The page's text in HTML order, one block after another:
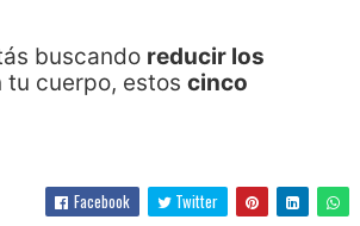
buscando reducir los
tu cuerpo, estos cinco
Facebook Twitter